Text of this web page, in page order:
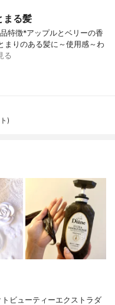
まる髪
特徴*アップルとベリーの香
まりのある髪に～使用感～わ
る
)
トビューティーエクストラダ